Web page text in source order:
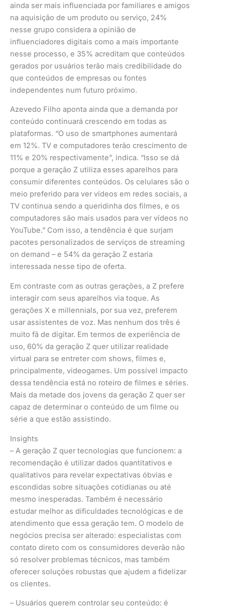
ainda ser mais influenciada por familiares e amigos
na aquisição de um produto ou serviço, 24%
nesse grupo considera a opinião de
influenciadores digitais como a mais importante
nesse processo, e 35% acreditam que conteúdos
gerados por usuários terão mais credibilidade do
que conteúdos de empresas ou fontes
independentes num futuro próximo.
Azevedo Filho aponta ainda que a demanda por
conteúdo continuará crescendo em todas as
plataformas. “O uso de smartphones aumentará
em 12%. TV e computadores terão crescimento de
11% e 20% respectivamente”, indica. “Isso se dá
porque a geração Z utiliza esses aparelhos para
consumir diferentes conteúdos. Os celulares são o
meio preferido para ver vídeos em redes sociais, a
TV continua sendo a queridinha dos filmes, e os
computadores são mais usados para ver vídeos no
YouTube.” Com isso, a tendência é que surjam
pacotes personalizados de serviços de streaming
on demand – e 54% da geração Z estaria
interessada nesse tipo de oferta.
Em contraste com as outras gerações, a Z prefere
interagir com seus aparelhos via toque. As
gerações X e millennials, por sua vez, preferem
usar assistentes de voz. Mas nenhum dos três é
muito fã de digitar. Em termos de experiência de
uso, 60% da geração Z quer utilizar realidade
virtual para se entreter com shows, filmes e,
principalmente, videogames. Um possível impacto
dessa tendência está no roteiro de filmes e séries.
Mais da metade dos jovens da geração Z quer ser
capaz de determinar o conteúdo de um filme ou
série a que estão assistindo.
Insights
– A geração Z quer tecnologias que funcionem: a
recomendação é utilizar dados quantitativos e
qualitativos para revelar expectativas óbvias e
escondidas sobre situações cotidianas ou até
mesmo inesperadas. Também é necessário
estudar melhor as dificuldades tecnológicas e de
atendimento que essa geração tem. O modelo de
negócios precisa ser alterado: especialistas com
contato direto com os consumidores deverão não
só resolver problemas técnicos, mas também
oferecer soluções robustas que ajudem a fidelizar
os clientes.
– Usuários querem controlar seu conteúdo: é